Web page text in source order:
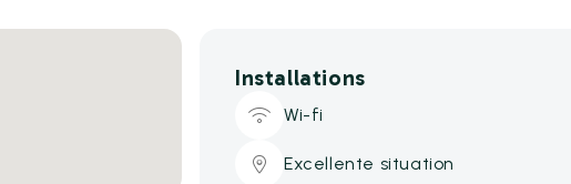
Installations
Wi-fi
Excellente situation